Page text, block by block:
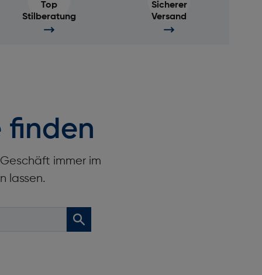
Top
Stilberatung
Sicherer
Versand
finden
immer im
lassen.